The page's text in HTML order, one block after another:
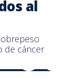
al
de cáncer